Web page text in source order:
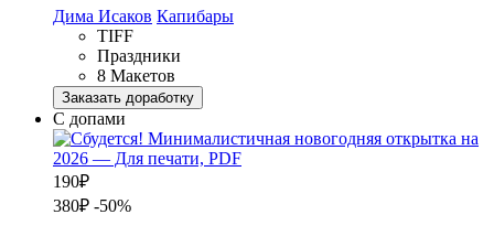
Дима Исаков Капибары
TIFF
Праздники
8 Макетов
Заказать доработку
С допами
190₽
380₽ -50%